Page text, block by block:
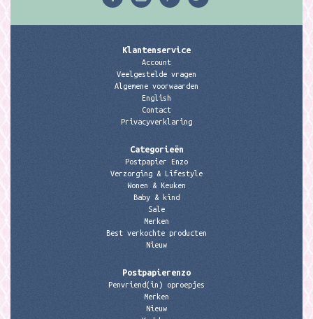
Klantenservice
Account
Veelgestelde vragen
Algemene voorwaarden
English
Contact
Privacyverklaring
Categorieën
Postpapier Enzo
Verzorging & Lifestyle
Wonen & Keuken
Baby & kind
Sale
Merken
Best verkochte producten
Nieuw
Postpapierenzo
Penvriend(in) oproepjes
Merken
Nieuw